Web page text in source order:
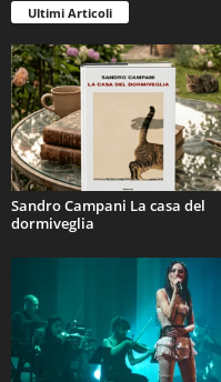
Ultimi Articoli
Sandro Campani La casa del
dormiveglia